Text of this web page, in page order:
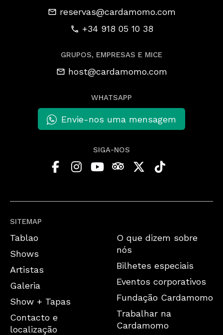
SITEMAP
Tablao
Shows
Artistas
Galeria
Show + Tapas
Contacto e
localização
O que dizem sobre
nós
Bilhetes especiais
Eventos corporativos
Fundação Cardamomo
Trabalhar na
Cardamomo
reservas@cardamomo.com
+34 918 05 10 38
GRUPOS, EMPRESAS E MICE
host@cardamomo.com
WHATSAPP
Envie-nos uma mensagem
SIGA-NOS